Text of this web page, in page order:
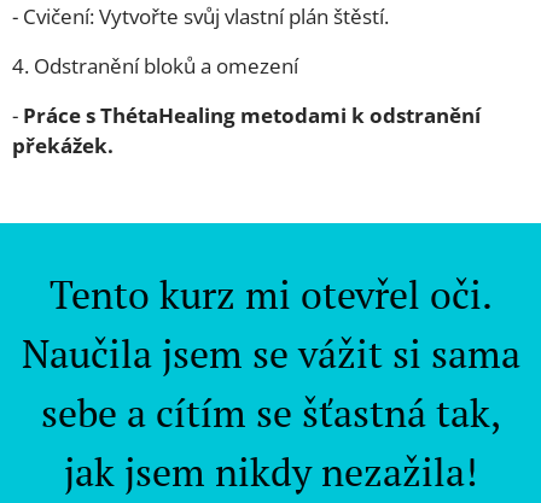
- Cvičení: Vytvořte svůj vlastní plán štěstí.
4.⁠ ⁠Odstranění bloků a omezení
- Práce s ThétaHealing metodami k odstranění
překážek.
Tento kurz mi otevřel oči.
Naučila jsem se vážit si sama
sebe a cítím se šťastná tak,
jak jsem nikdy nezažila!